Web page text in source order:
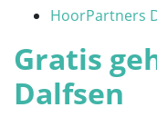
HoorPartners
Gratis
Dalfsen